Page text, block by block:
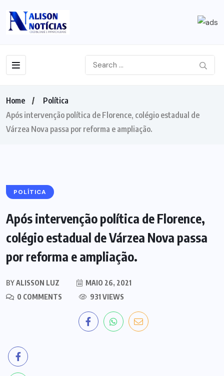
Home
Política
Após intervenção política de Florence, colégio estadual de
Várzea Nova passa por reforma e ampliação.
POLÍTICA
Após intervenção política de Florence,
colégio estadual de Várzea Nova passa
por reforma e ampliação.
BYALISSON LUZ
MAIO 26, 2021
0 COMMENTS
931 VIEWS